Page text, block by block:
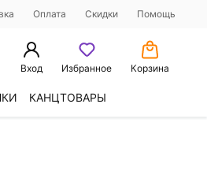
Оплата Скидки Помощь
Вход Избранное Корзина
КАНЦТОВАРЫ